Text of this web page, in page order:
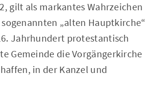
gilt als markantes Wahrzeichen
„alten Hauptkirche“
Jahrhundert protestantisch
Gemeinde die Vorgängerkirche
in der Kanzel und